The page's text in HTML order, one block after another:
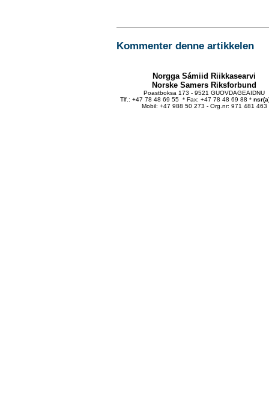
Kommenter denne artikkelen
Norgga Sámiid Riikkasearvi
Norske Samers Riksforbund
Poastboksa 173 - 9521 GUOVDAGEAIDNU
Tlf.: +47 78 48 69 55 * Fax: +47 78 48 69 88 *
Mobil: +47 988 50 273 - Org.nr: 971 481 463